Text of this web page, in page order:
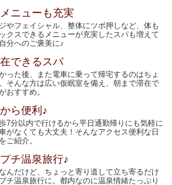
ニューも充実
やフェイシャル、整体にツボ押しなど、体も
クスできるメニューが充実したスパも増えて
分へのご褒美に♪
できるスパ
った後、また電車に乗って帰宅するのはちょ
そんな方は広い仮眠室を備え、朝まで滞在で
おすすめ。
ら便利♪
7分以内で行けるから平日通勤帰りにも気軽に
がなくても大丈夫！そんなアクセス便利な日
ご紹介。
チ温泉旅行♪
んだけど、ちょっと寄り道して立ち寄るだけ
チ温泉旅行に。都内なのに温泉情緒たっぷり